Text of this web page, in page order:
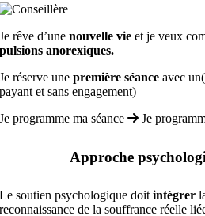
Je rêve d’unenouvelle vie et je veux
pulsions anorexiques.
Je réserve unepremière séance avec
payant et sans engagement)
Je programme ma séance
Je
Approche
Le soutien psychologique doitintégrer
reconnaissance de la souffrance réelle